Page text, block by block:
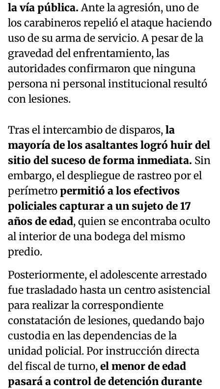
la vía pública.Ante la agresión, uno de
los carabineros repelió el ataque haciendo
uso de su arma de servicio. A pesar de la
gravedad del enfrentamiento, las
autoridades confirmaron que ninguna
persona ni personal institucional resultó
con lesiones.
Tras el intercambio de disparos,la
mayoría de los asaltantes logró huir del
sitio del suceso de forma inmediata. Sin
embargo, el despliegue de rastreo por el
perímetropermitió a los efectivos
policiales capturar a un sujeto de 17
años de edad, quien se encontraba oculto
al interior de una bodega del mismo
predio.
Posteriormente, el adolescente arrestado
fue trasladado hasta un centro asistencial
para realizar la correspondiente
constatación de lesiones, quedando bajo
custodia en las dependencias de la
unidad policial. Por instrucción directa
del fiscal de turno,el menor de edad
pasará a control de detención durante